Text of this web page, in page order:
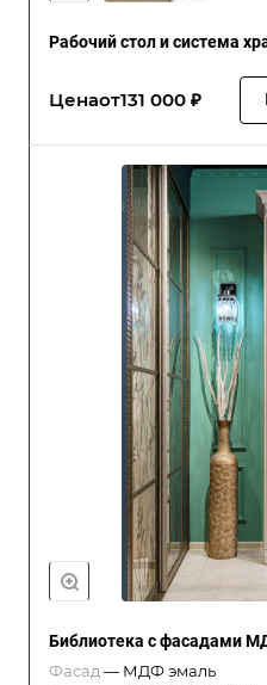
Рабочий стол и система
Ценаот131 000 ₽
Библиотека с фасадами
Фасад — МДФ эмаль